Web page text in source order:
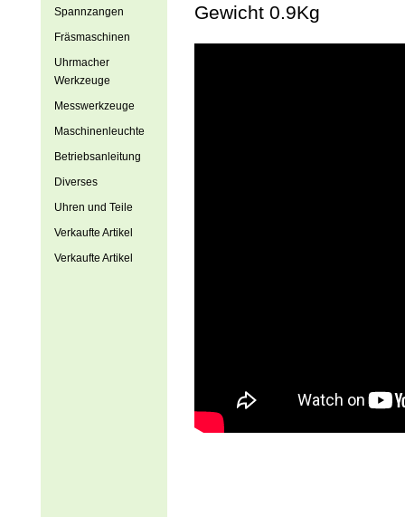
Gewicht 0.9Kg
Spannzangen
Fräsmaschinen
Uhrmacher
Werkzeuge
Messwerkzeuge
Maschinenleuchte
Betriebsanleitung
Diverses
Uhren und Teile
Verkaufte Artikel
Verkaufte Artikel